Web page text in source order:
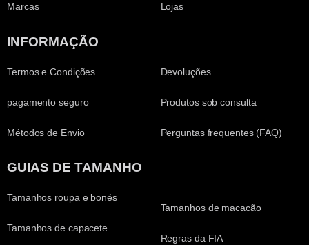
Marcas Lojas
INFORMAÇÃO
Termos e Condições
pagamento seguro
Métodos de Envio
Devoluções
Produtos sob consulta
Perguntas frequentes (FAQ)
GUIAS DE TAMANHO
Tamanhos roupa e bonés
Tamanhos de capacete
Tamanhos de macacão
Regras da FIA